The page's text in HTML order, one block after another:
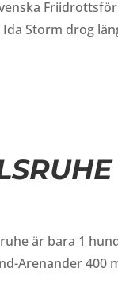
Storm drog
är bara 1
Arenander 400